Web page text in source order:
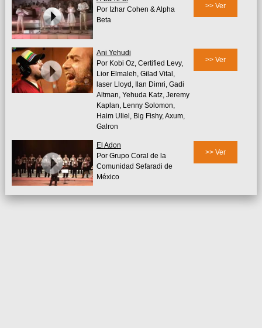
Por Izhar Cohen & Alpha
Beta
>> Ver
Ani Yehudi
Por Kobi Oz, Certified Levy,
Lior Elmaleh, Gilad Vital,
laser Lloyd, Ilan Dimri, Gadi
Altman, Yehuda Katz, Jeremy
Kaplan, Lenny Solomon,
Haim Uliel, Big Fishy, Axum,
Galron
>> Ver
El Adon
Por Grupo Coral de la
Comunidad Sefaradi de
México
>> Ver